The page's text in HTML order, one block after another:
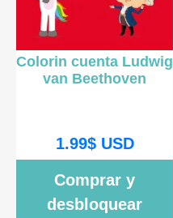
Colorin cuenta Ludwig
van Beethoven
1.99$USD
Comprar y
desbloquear